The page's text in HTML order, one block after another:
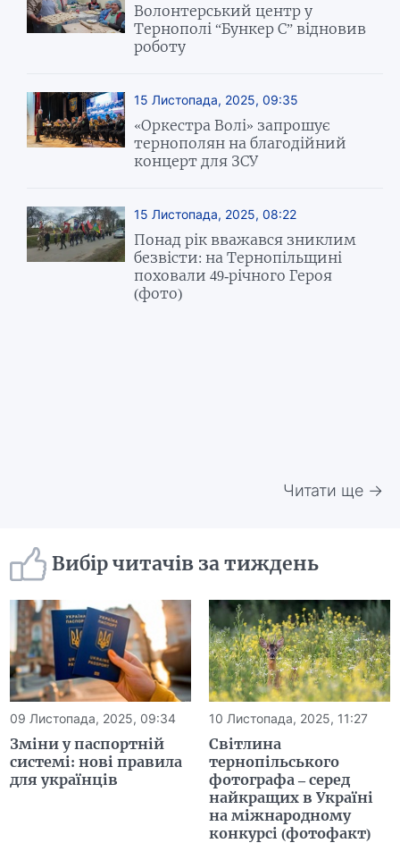
Волонтерський центр у
Тернополі “Бункер С” відновив
роботу
15 Листопада, 2025, 09:35
«Оркестра Волі» запрошує
тернополян на благодійний
концерт для ЗСУ
15 Листопада, 2025, 08:22
Понад рік вважався зниклим
безвісти: на Тернопільщині
поховали 49-річного Героя
(фото)
Читати ще →
Вибір читачів за тиждень
09 Листопада, 2025, 09:34
Зміни у паспортній
системі: нові правила
для українців
10 Листопада, 2025, 11:27
Світлина
тернопільського
фотографа – серед
найкращих в Україні
на міжнародному
конкурсі (фотофакт)